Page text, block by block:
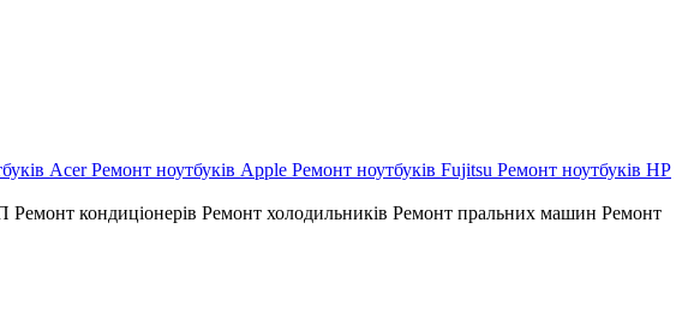
AcerРемонт ноутбуків Apple Ремонт ноутбуків Fujitsu Ремонт ноутбуків HP
Ремонт кондиціонерів Ремонт холодильників Ремонт пральних машин Ремонт